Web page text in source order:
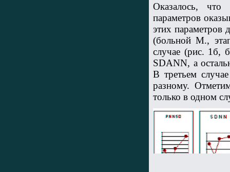
Оказалось, что
параметров
этих параметров
(больной М.,
случае (рис. 1б,
SDANN, а
В третьем
разному.
только в одном